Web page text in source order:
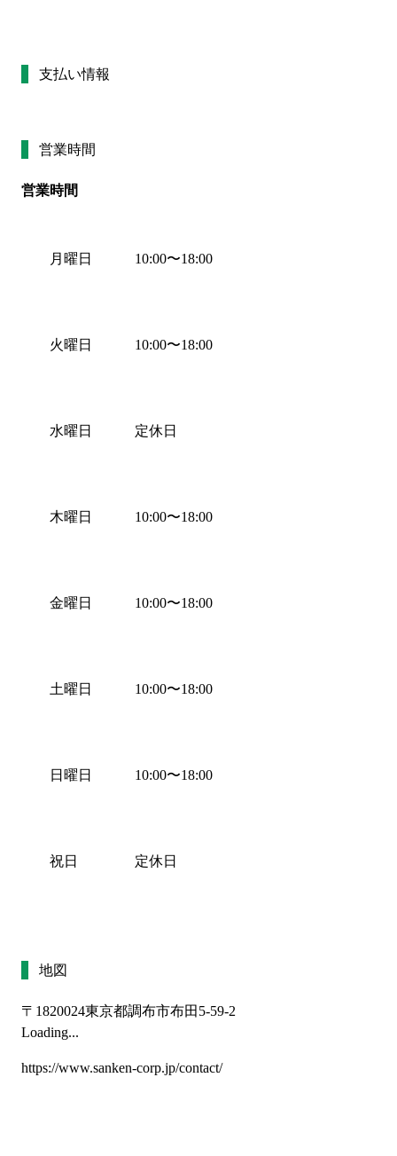
支払い情報
営業時間
営業時間
月曜日
火曜日
水曜日
木曜日
金曜日
土曜日
日曜日
祝日
10:00〜18:00
10:00〜18:00
定休日
10:00〜18:00
10:00〜18:00
10:00〜18:00
10:00〜18:00
定休日
地図
〒1820024東京都調布市布田5-59-2
Loading...
https://www.sanken-corp.jp/contact/